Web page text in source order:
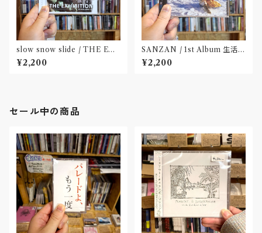
slow snow slide / THE EX
HIBITION(CD)〝山形県酒田
市〟
¥2,200
SANZAN / 1st Album 生活の
名残(CD)〝静岡県三島市〟
¥2,200
セール中の商品